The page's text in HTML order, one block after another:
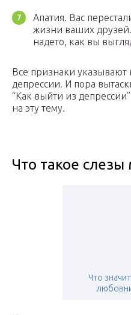
Апатия. Вас
жизни ваших
надето, как вы
Все признаки указывают
депрессии. И пора
“Как выйти из
на эту тему.
Что такое
Что